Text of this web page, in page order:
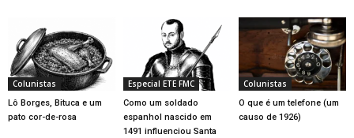
Colunistas
Lô Borges, Bituca e um
pato cor-de-rosa
Especial ETE FMC
Como um soldado
espanhol nascido em
1491 influenciou Santa
Colunistas
O que é um telefone (um
causo de 1926)